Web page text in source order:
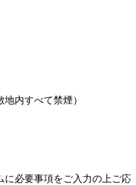
内すべて禁煙）
に必要事項をご入力の上ご応